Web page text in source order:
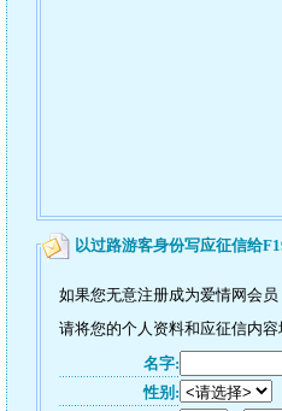
以过路游客身份写应征信给
如果您无意注册成为爱情网会
请将您的个人资料和应征信内
名字:
性别: